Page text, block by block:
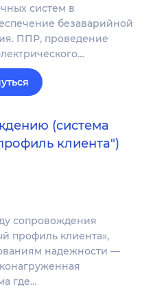
систем в
безаварийной
ППР, проведение
(система
клиента")
сопровождения
профиль клиента»,
надежности —
где…